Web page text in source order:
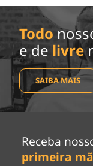
Todo
e de livre
SAIBA MAIS
Receba
primeira